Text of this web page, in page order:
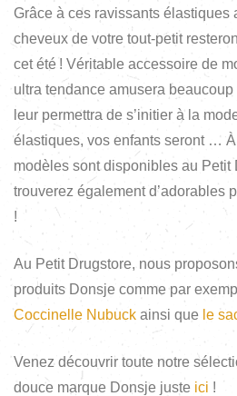
Grâce à ces ravissants élastiques
cheveux de votre tout-petit
cet été ! Véritable accessoire de
ultra tendance amusera
leur permettra de s’initier à la
élastiques, vos enfants seront …
modèles sont disponibles au Petit
trouverez également d’adorables
!
Au Petit Drugstore, nous
produits Donsje comme par
Coccinelle Nubuck ainsi que le
Venez découvrir toute notre
douce marque Donsje juste ici !